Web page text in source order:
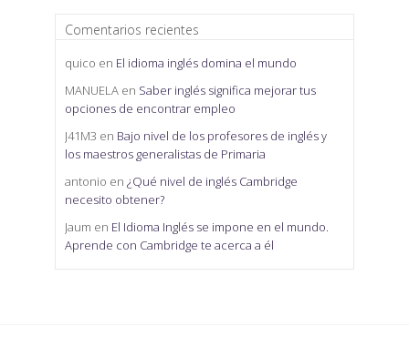
Comentarios recientes
quico en El idioma inglés domina el mundo
MANUELA en Saber inglés significa mejorar tus
opciones de encontrar empleo
J41M3 en Bajo nivel de los profesores de inglés y
los maestros generalistas de Primaria
antonio en ¿Qué nivel de inglés Cambridge
necesito obtener?
Jaum en El Idioma Inglés se impone en el mundo.
Aprende con Cambridge te acerca a él